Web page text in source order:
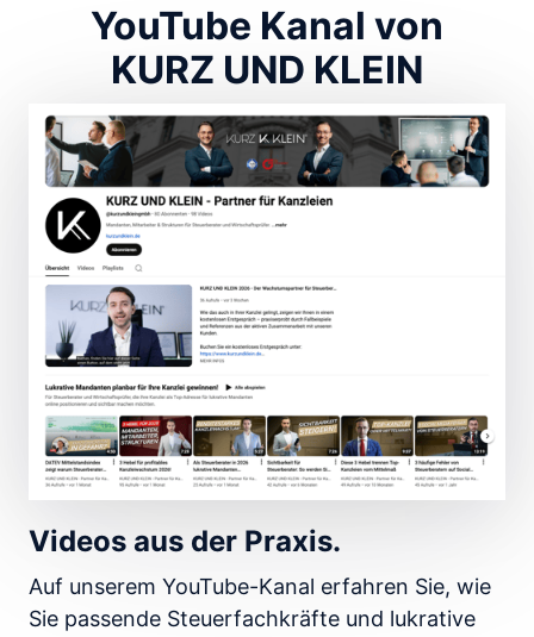
YouTube Kanal von
KURZ UND KLEIN
Videos aus der Praxis.
Auf unserem YouTube-Kanal erfahren Sie, wie
Sie passende Steuerfachkräfte und lukrative